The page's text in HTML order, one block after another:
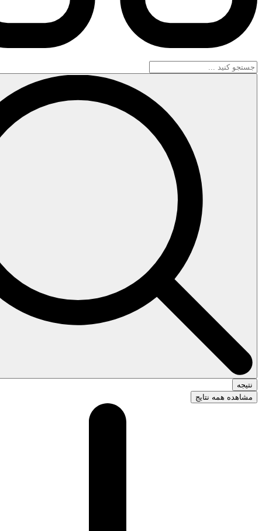
جستجو
...
نتیجه
مشاهده همه نتایج